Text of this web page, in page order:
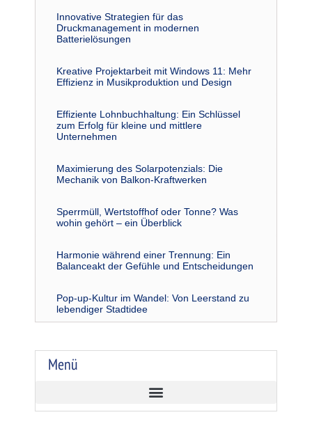
Innovative Strategien für das
Druckmanagement in modernen
Batterielösungen
Kreative Projektarbeit mit Windows 11: Mehr
Effizienz in Musikproduktion und Design
Effiziente Lohnbuchhaltung: Ein Schlüssel
zum Erfolg für kleine und mittlere
Unternehmen
Maximierung des Solarpotenzials: Die
Mechanik von Balkon-Kraftwerken
Sperrmüll, Wertstoffhof oder Tonne? Was
wohin gehört – ein Überblick
Harmonie während einer Trennung: Ein
Balanceakt der Gefühle und Entscheidungen
Pop-up-Kultur im Wandel: Von Leerstand zu
lebendiger Stadtidee
Menü